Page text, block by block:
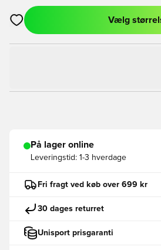
Åbner en Modal til at logge ind eller
Vælg
På lager online
Leveringstid: 1-3 hverdage
Fri fragt ved køb over 699 kr
30 dages returret
Unisport prisgaranti